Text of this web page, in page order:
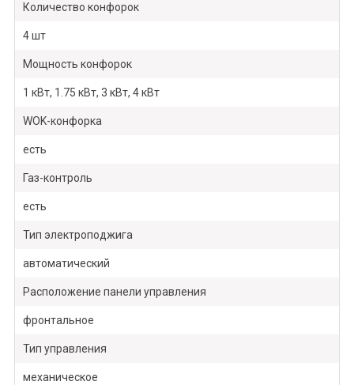
Количество конфорок
4 шт
Мощность конфорок
1 кВт, 1.75 кВт, 3 кВт, 4 кВт
WOK-конфорка
есть
Газ-контроль
есть
Тип электроподжига
автоматический
Расположение панели управления
фронтальное
Тип управления
механическое